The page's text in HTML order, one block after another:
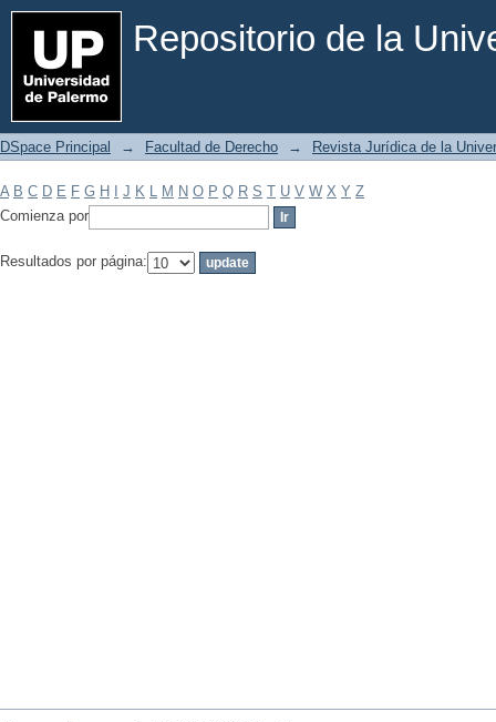
Repositorio de la
Filtrar por: Materia
DSpace Principal → Facultad de Derecho → Revista Jurídica de la
A B C D E F G H J K L M N O P Q R S T U V W X Y Z
Comienza por
Resultados por página: